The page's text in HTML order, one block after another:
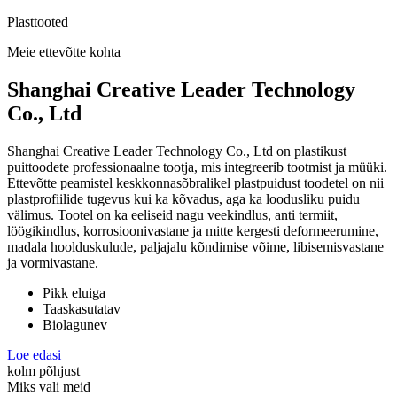
Plasttooted
Meie ettevõtte kohta
Shanghai Creative Leader Technology
Co., Ltd
Shanghai Creative Leader Technology Co., Ltd on plastikust
puittoodete professionaalne tootja, mis integreerib tootmist ja müüki.
Ettevõtte peamistel keskkonnasõbralikel plastpuidust toodetel on nii
plastprofiilide tugevus kui ka kõvadus, aga ka loodusliku puidu
välimus. Tootel on ka eeliseid nagu veekindlus, anti termiit,
löögikindlus, korrosioonivastane ja mitte kergesti deformeerumine,
madala hoolduskulude, paljajalu kõndimise võime, libisemisvastane
ja vormivastane.
Pikk eluiga
Taaskasutatav
Biolagunev
Loe edasi
kolm põhjust
Miks vali meid